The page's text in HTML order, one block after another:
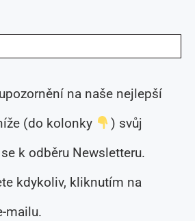
na naše nejlepší
(do kolonky
) svůj
k odběru Newsletteru.
kdykoliv, kliknutím na
mailu.